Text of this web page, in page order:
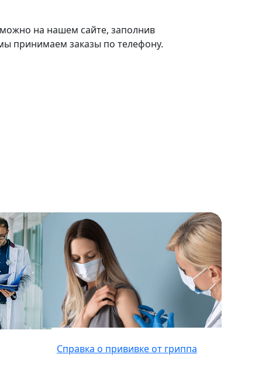
на нашем сайте, заполнив
принимаем заказы по телефону.
Справка о прививке от гриппа